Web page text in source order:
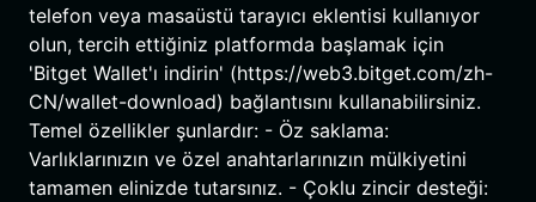
telefon veya masaüstü tarayıcı eklentisi kullanıyor
olun, tercih ettiğiniz platformda başlamak için
'Bitget Wallet'ı indirin' (https://web3.bitget.com/zh-
CN/wallet-download) bağlantısını kullanabilirsiniz.
Temel özellikler şunlardır: - Öz saklama:
Varlıklarınızın ve özel anahtarlarınızın mülkiyetini
tamamen elinizde tutarsınız. - Çoklu zincir desteği: